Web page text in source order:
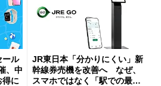
ール
、中
得に
JR東日本「分かりにくい」新
幹線券売機を改善へ なぜ、
スマホではなく「駅での最短